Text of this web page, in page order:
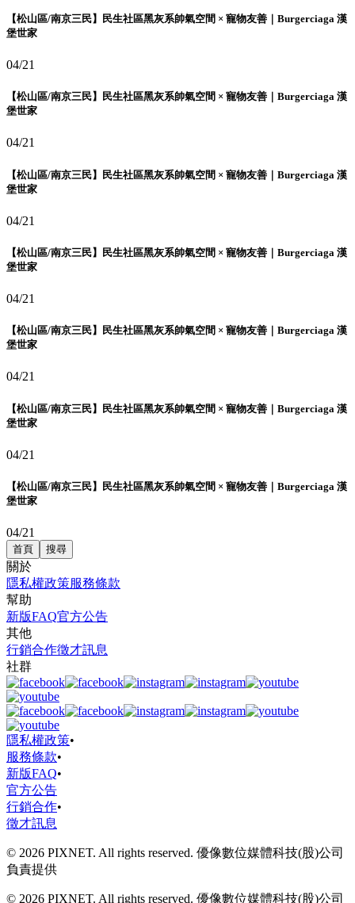
【松山區/南京三民】民生社區黑灰系帥氣空間 × 寵物友善｜Burgerciaga 漢
堡世家
04/21
【松山區/南京三民】民生社區黑灰系帥氣空間 × 寵物友善｜Burgerciaga 漢
堡世家
04/21
【松山區/南京三民】民生社區黑灰系帥氣空間 × 寵物友善｜Burgerciaga 漢
堡世家
04/21
【松山區/南京三民】民生社區黑灰系帥氣空間 × 寵物友善｜Burgerciaga 漢
堡世家
04/21
【松山區/南京三民】民生社區黑灰系帥氣空間 × 寵物友善｜Burgerciaga 漢
堡世家
04/21
【松山區/南京三民】民生社區黑灰系帥氣空間 × 寵物友善｜Burgerciaga 漢
堡世家
04/21
【松山區/南京三民】民生社區黑灰系帥氣空間 × 寵物友善｜Burgerciaga 漢
堡世家
04/21
首頁 搜尋
關於
隱私權政策服務條款
幫助
新版FAQ官方公告
其他
行銷合作徵才訊息
社群
隱私權政策•
服務條款•
新版FAQ•
官方公告
行銷合作•
徵才訊息
© 2026 PIXNET. All rights reserved. 優像數位媒體科技(股)公司
負責提供
© 2026 PIXNET. All rights reserved. 優像數位媒體科技(股)公司